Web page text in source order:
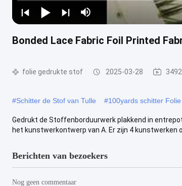
Bonded Lace Fabric Foil Printed
folie gedrukte stof 2025-03-28
#Schitter de Stof van Tulle #100yards schitter
Gedrukt de Stoffenborduurwerk plakkend in
het kunstwerkontwerp van A. Er zijn 4 kunstwerken
Berichten van bezoekers
Nog geen commentaar